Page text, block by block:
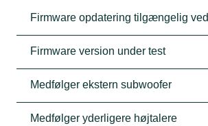
Firmware opdatering tilgængelig
Firmware version under test
Medfølger ekstern subwoofer
Medfølger yderligere højtalere